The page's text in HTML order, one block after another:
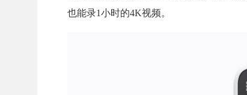
也能录1小时的4K视频。